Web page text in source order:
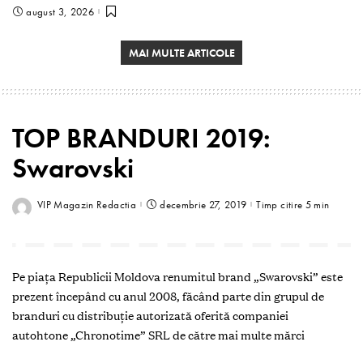
august 3, 2026
MAI MULTE ARTICOLE
TOP BRANDURI 2019:
Swarovski
VIP Magazin Redactia decembrie 27, 2019 Timp citire 5 min
Pe piața Republicii Moldova renumitul brand „Swarovski” este
prezent începând cu anul 2008, făcând parte din grupul de
branduri cu distribuţie autorizată oferită companiei
autohtone „Chronotime” SRL de către mai multe mărci